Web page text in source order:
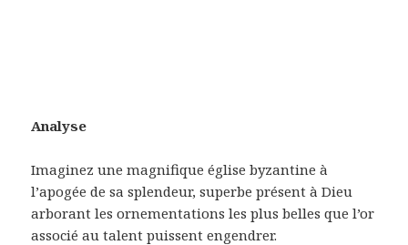
Analyse
Imaginez une magnifique église byzantine à
l’apogée de sa splendeur, superbe présent à Dieu
arborant les ornementations les plus belles que l’or
associé au talent puissent engendrer.